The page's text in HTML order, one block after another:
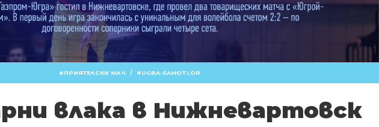
ПРИЯТЕЛСКИ МАЧ / UGRA-SAMOTLOR
влака в Нижневартовск